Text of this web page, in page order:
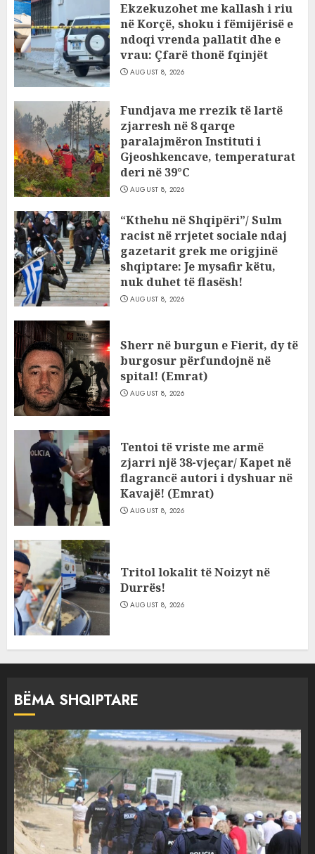
Ekzekuzohet me kallash i riu
në Korçë, shoku i fëmijërisë e
ndoqi vrenda pallatit dhe e
vrau: Çfarë thonë fqinjët
AUGUST 8, 2026
Fundjava me rrezik të lartë
zjarresh në 8 qarqe
paralajmëron Instituti i
Gjeoshkencave, temperaturat
deri në 39°C
AUGUST 8, 2026
“Kthehu në Shqipëri”/ Sulm
racist në rrjetet sociale ndaj
gazetarit grek me origjinë
shqiptare: Je mysafir këtu,
nuk duhet të flasësh!
AUGUST 8, 2026
Sherr në burgun e Fierit, dy të
burgosur përfundojnë në
spital! (Emrat)
AUGUST 8, 2026
Tentoi të vriste me armë
zjarri një 38-vjeçar/ Kapet në
flagrancë autori i dyshuar në
Kavajë! (Emrat)
AUGUST 8, 2026
Tritol lokalit të Noizyt në
Durrës!
AUGUST 8, 2026
BËMA SHQIPTARE